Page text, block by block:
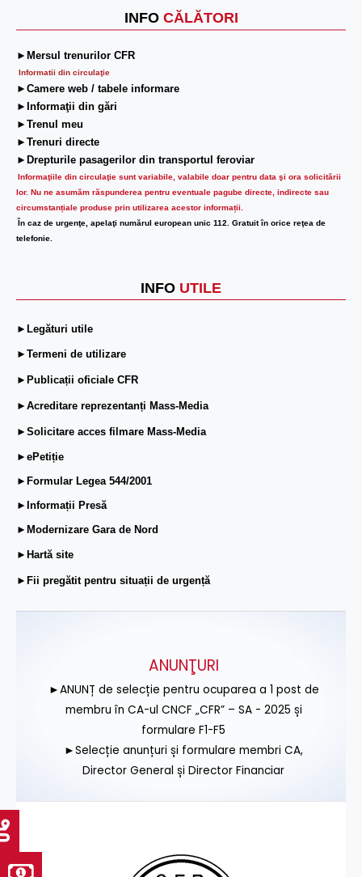
INFO CĂLĂTORI
►Mersul trenurilor CFR
Informatii din circulaţie
►Camere web / tabele informare
►Informaţii din gări
►Trenul meu
►Trenuri directe
►Drepturile pasagerilor din transportul feroviar
Informaţiile din circulaţie sunt variabile, valabile doar pentru data şi ora solicitării
lor. Nu ne asumăm răspunderea pentru eventuale pagube directe, indirecte sau
circumstanțiale produse prin utilizarea acestor informații.
În caz de urgenţe, apelaţi numărul european unic 112. Gratuit în orice reţea de
telefonie.
INFO UTILE
►Legături utile
►Termeni de utilizare
►Publicații oficiale CFR
►Acreditare reprezentanți Mass-Media
►Solicitare acces filmare Mass-Media
►ePetiție
►Formular Legea 544/2001
►Informații Presă
►Modernizare Gara de Nord
►Hartă site
►Fii pregătit pentru situații de urgență
ANUNŢURI
►ANUNȚ de selecție pentru ocuparea a 1 post de
membru în CA-ul CNCF „CFR” – SA - 2025 și
formulare F1-F5
►Selecție anunțuri și formulare membri CA,
Director General și Director Financiar